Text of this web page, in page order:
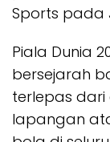
Sports pada
Piala Dunia
bersejarah
terlepas
lapangan